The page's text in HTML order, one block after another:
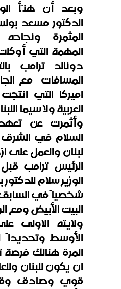
وبعد أن هنّأ
الدكتور مسعد
المثمرة
المهمة التي
دونالد ترامب
المسافات مع
اميركا التي
العربية ولا سيما
وأثمرت عن
السلام في الشرق
لبنان والعمل على
الرئيس ترامب قبل
الوزير سلام
شخصياً في
البيت الأبيض ومع
ولايته الاولى
الأوسط وتحديداً
المرة هنالك فرصة
ان يكون للبنان
قوي وصادق